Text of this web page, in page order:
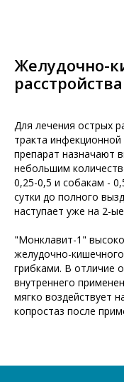
Желудочно-
расстройства
Для лечения острых
тракта
препарат назначают
небольшим
0,25-0,5 и собакам -
сутки до полного
наступает уже на 2-
"Монклавит-1"
желудочно-
грибками. В отличие
внутреннего
мягко воздействует
копростаз после